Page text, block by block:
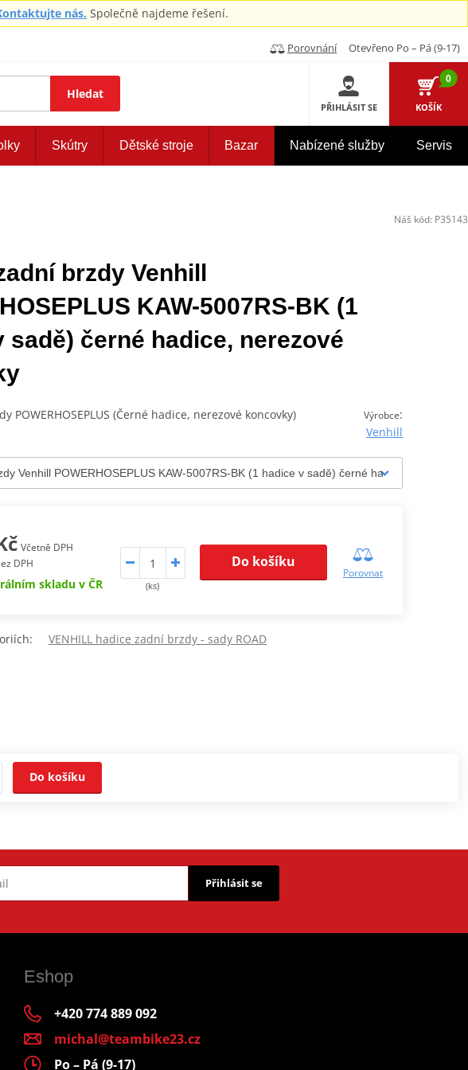
nás. Společně najdeme řešení.
Porovnání Otevřeno Po – Pá (9-17)
Hledat
PŘIHLÁSIT SE
0
KOŠÍK
Skútry Dětské stroje Bazar Nabízené služby Servis
brzdy Venhill
KAW-5007RS-BK (1
sadě) černé hadice, nerezové
Výrobce:
Venhill
POWERHOSEPLUS (Černé hadice, nerezové koncovky)
Včetně DPH
DPH
skladu v ČR (ks)
Do košíku
Porovnat
VENHILL hadice zadní brzdy - sady ROAD
Do košíku
Náš kód: P35143
Přihlásit se
Eshop
+420 774 889 092
michal@teambike23.cz
Po – Pá (9-17)